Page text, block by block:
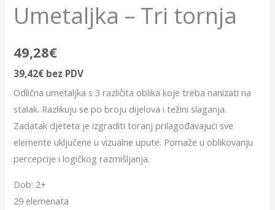
Umetaljka – Tri tornja
49,28€
39,42€ bez PDV
Odlična umetaljka s 3 različita oblika koje treba nanizati na
stalak. Razlikuju se po broju dijelova i težini slaganja.
Zadatak djeteta je izgraditi toranj prilagođavajući sve
elemente uključene u vizualne upute. Pomaže u oblikovanju
percepcije i logičkog razmišljanja.
Dob: 2+
29 elemenata